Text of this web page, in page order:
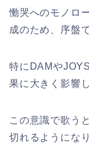
慟哭へのモノロ
成のため、序盤
特にDAMや
果に大きく影響
この意識で歌う
切れるようにな